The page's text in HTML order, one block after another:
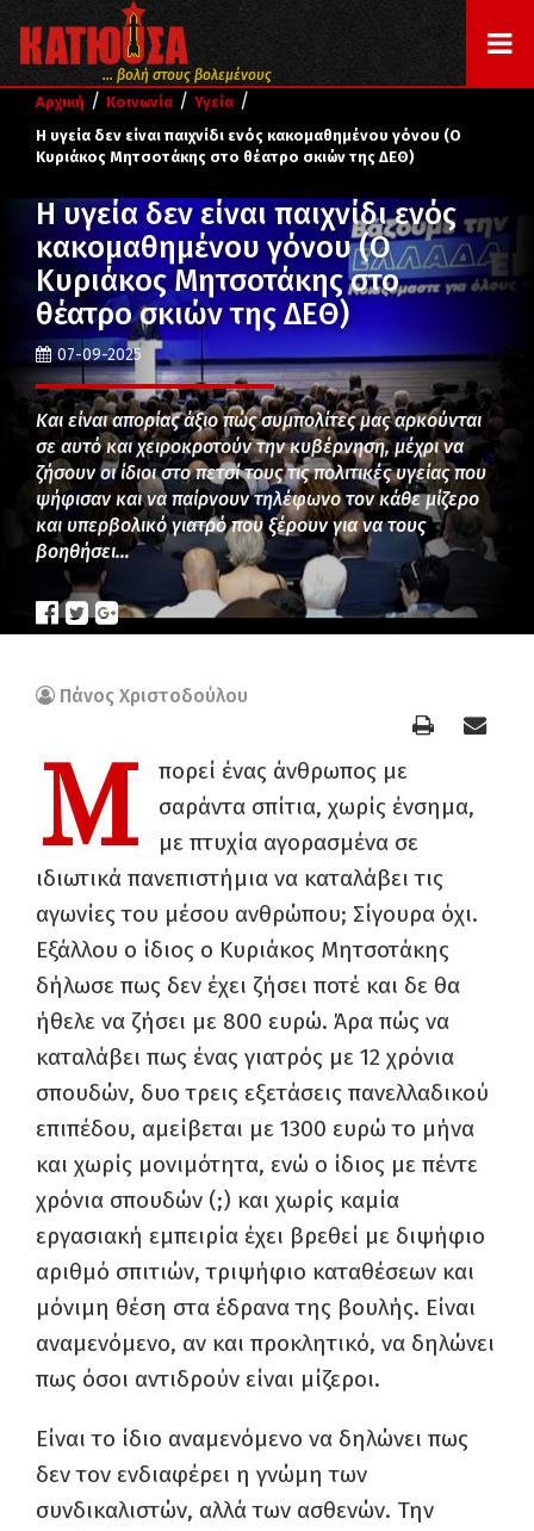
... βολή στους βολεμένους
Αρχική / Κοινωνία / Υγεία /
Η υγεία δεν είναι παιχνίδι ενός κακομαθημένου γόνου (Ο
Κυριάκος Μητσοτάκης στο θέατρο σκιών της ΔΕΘ)
Η υγεία δεν είναι παιχνίδι ενός
κακομαθημένου γόνου (Ο
Κυριάκος Μητσοτάκης στο
θέατρο σκιών της ΔΕΘ)
07-09-2025
Και είναι απορίας άξιο πώς συμπολίτες μας αρκούνται
σε αυτό και χειροκροτούν την κυβέρνηση, μέχρι να
ζήσουν οι ίδιοι στο πετσί τους τις πολιτικές υγείας που
ψήφισαν και να παίρνουν τηλέφωνο τον κάθε μίζερο
και υπερβολικό γιατρό που ξέρουν για να τους
βοηθήσει…
Πάνος Χριστοδούλου
Μ
πορεί ένας άνθρωπος με
σαράντα σπίτια, χωρίς ένσημα,
με πτυχία αγορασμένα σε
ιδιωτικά πανεπιστήμια να καταλάβει τις
αγωνίες του μέσου ανθρώπου; Σίγουρα όχι.
Εξάλλου ο ίδιος ο Κυριάκος Μητσοτάκης
δήλωσε πως δεν έχει ζήσει ποτέ και δε θα
ήθελε να ζήσει με 800 ευρώ. Άρα πώς να
καταλάβει πως ένας γιατρός με 12 χρόνια
σπουδών, δυο τρεις εξετάσεις πανελλαδικού
επιπέδου, αμείβεται με 1300 ευρώ το μήνα
και χωρίς μονιμότητα, ενώ ο ίδιος με πέντε
χρόνια σπουδών (;) και χωρίς καμία
εργασιακή εμπειρία έχει βρεθεί με διψήφιο
αριθμό σπιτιών, τριψήφιο καταθέσεων και
μόνιμη θέση στα έδρανα της βουλής. Είναι
αναμενόμενο, αν και προκλητικό, να δηλώνει
πως όσοι αντιδρούν είναι μίζεροι.
Είναι το ίδιο αναμενόμενο να δηλώνει πως
δεν τον ενδιαφέρει η γνώμη των
συνδικαλιστών, αλλά των ασθενών. Την